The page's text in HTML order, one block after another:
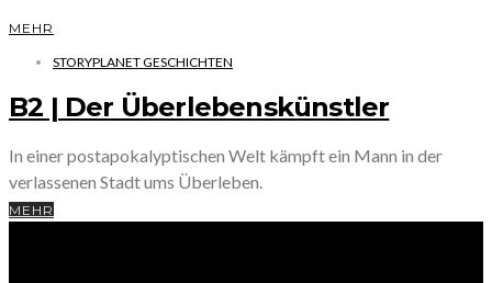
MEHR
STORYPLANET GESCHICHTEN
B2 | Der Überlebenskünstler
In einer postapokalyptischen Welt kämpft ein Mann in der
verlassenen Stadt ums Überleben.
MEHR